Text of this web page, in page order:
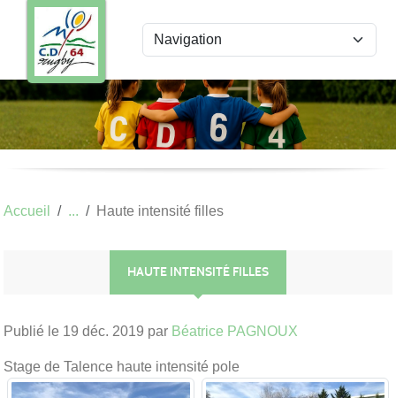
Accueil Haute intensité filles
HAUTE INTENSITÉ FILLES
Publié le 19 déc. 2019 par Béatrice PAGNOUX
Stage de Talence haute intensité pole
Panneau de gestion des cookies